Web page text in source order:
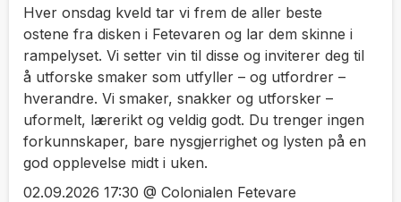
Hver onsdag kveld tar vi frem de aller beste
ostene fra disken i Fetevaren og lar dem skinne i
rampelyset. Vi setter vin til disse og inviterer deg til
å utforske smaker som utfyller – og utfordrer –
hverandre. Vi smaker, snakker og utforsker –
uformelt, lærerikt og veldig godt. Du trenger ingen
forkunnskaper, bare nysgjerrighet og lysten på en
god opplevelse midt i uken.
02.09.2026 17:30 @ Colonialen Fetevare